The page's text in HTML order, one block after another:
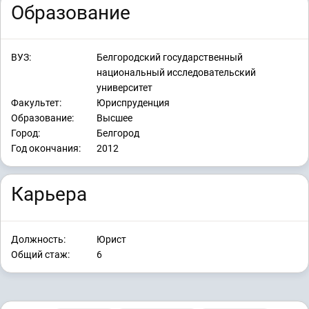
Образование
ВУЗ:
Белгородский государственный
национальный исследовательский
университет
Факультет:
Юриспруденция
Образование:
Высшее
Город:
Белгород
Год окончания:
2012
Карьера
Должность:
Юрист
Общий стаж:
6